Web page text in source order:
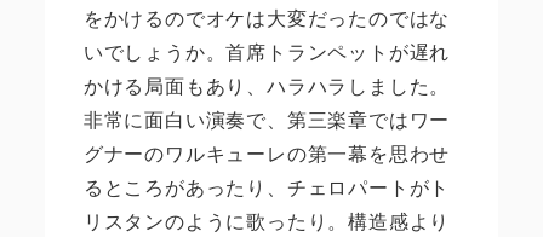
をかけるのでオケは大変だったのではな
いでしょうか。首席トランペットが遅れ
かける局面もあり、ハラハラしました。
非常に面白い演奏で、第三楽章ではワー
グナーのワルキューレの第一幕を思わせ
るところがあったり、チェロパートがト
リスタンのように歌ったり。構造感より